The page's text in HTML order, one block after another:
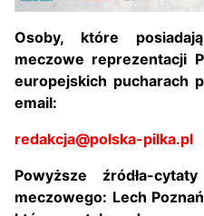
Osoby, które
meczowe reprezentacji
europejskich pucharach
email:
redakcja@polska-pilka.pl
Powyższe źródła-
meczowego: Lech